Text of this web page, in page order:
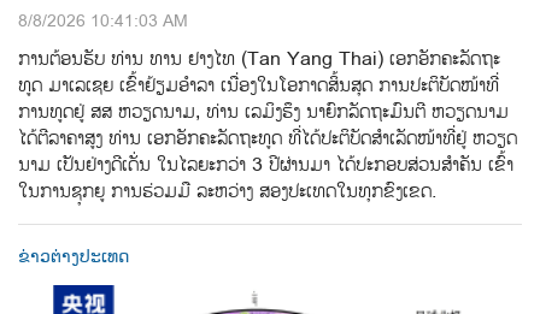
8/8/2026 10:41:03 AM
ການ​ຕ້ອນ​ຮັບ​ ທ່ານ ທານ ຢາງໄທ (Tan Yang Thai) ​ເອກ​ອັກ​ຄະ​ລັດ​ຖະ​
ທູດ ມາ​ເລ​ເຊຍ ເຂົ້າ​ຢ້ຽມ​ອຳ​ລາ​ ເນື່ອງ​ໃນ​ໂອ​ກາດ​ສິ້ນ​ສຸດ​ ການ​ປະ​ຕິ​ບັດ​ໜ້າ​ທີ່​
ການ​ທູດ​ຢູ່ ສສ ຫວຽດ​ນາມ, ທ່ານ​ ເລ​ມິ​ງ​ຮຶງ ນາ​ຍົກ​ລັດ​ຖະ​ມົນ​ຕີ ຫວຽດ​ນາມ
ໄດ້​ຕີ​ລາ​ຄາ​ສູງ​ ທ່ານ ເອກ​ອັກ​ຄະ​ລັດ​ຖະ​ທູດ ທີ່​ໄດ້​ປະ​ຕິ​ບັດ​ສຳ​ເລັດ​ໜ້າ​ທີ່​ຢູ່ ຫວຽດ​
ນາມ​ ເປັນ​ຢ່າງ​ດີເດັ່ນ ໃນ​ໄລ​ຍະ​ກວ່າ 3 ປີ​ຜ່ານ​ມາ ໄດ້​ປະ​ກອບ​ສ່ວນ​ສຳ​ຄັນ ​ເຂົ້າ
ໃນ​ການ​ຊຸກ​ຍູ​ ການ​ຮ່ວມ​ມື​ ລະ​ຫວ່າງ ​ສອງ​ປະ​ເທດ​ໃນ​ທຸກ​ຂົງ​ເຂດ.
ຂ່າວຕ່າງປະເທດ